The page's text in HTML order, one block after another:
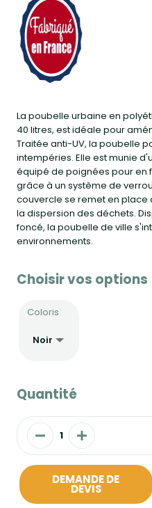
La poubelle urbaine en
40 litres, est idéale pour
Traitée anti-UV, la poubelle
intempéries. Elle est munie
équipé de poignées pour en
grâce à un système de
couvercle se remet en
la dispersion des déchets.
foncé, la poubelle de ville
environnements.
Choisir vos options
Coloris
Quantité
DEMANDE DE
DEVIS